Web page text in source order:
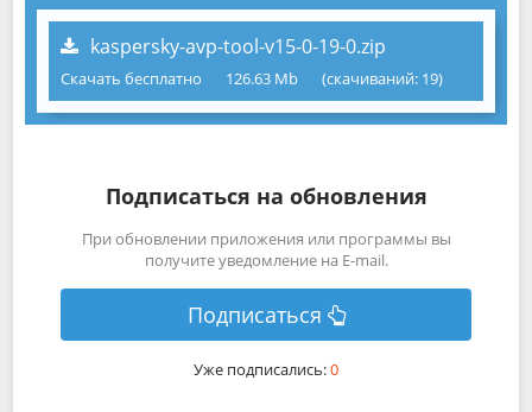
kaspersky-avp-tool-v15-0-19-0.zip
Скачать бесплатно 126.63 Mb (cкачиваний: 19)
Подписаться на обновления
При обновлении приложения или программы вы
получите уведомление на E-mail.
Подписаться
Уже подписались:0